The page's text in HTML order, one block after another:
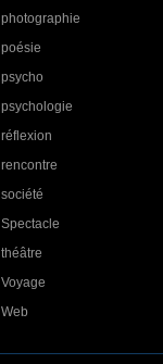
photographie
poésie
psycho
psychologie
réflexion
rencontre
société
Spectacle
théâtre
Voyage
Web